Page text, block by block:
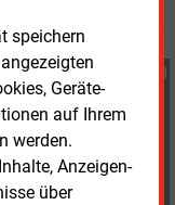
speichern
Geräte-
auf Ihrem
werden.
Anzeigen-
über
Harmsen
(0) 151 28207503